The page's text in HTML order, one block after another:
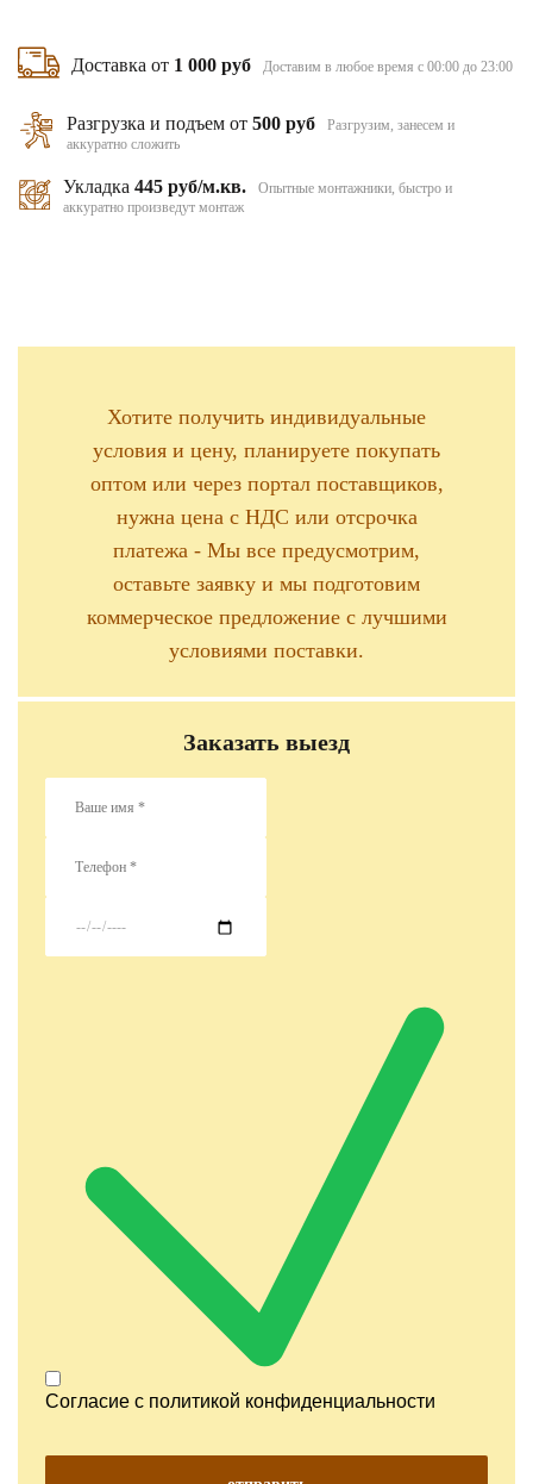
Доставка от 1 000 руб Доставим в любое время с 00:00 до 23:00
Разгрузка и подъем от500 руб
Разгрузим, занесем и
аккуратно сложить
Укладка 445 руб/м.кв.
Опытные монтажники, быстро и
аккуратно произведут монтаж
Хотите получить индивидуальные
условия и цену, планируете покупать
оптом или через портал поставщиков,
нужна цена с НДС или отсрочка
платежа - Мы все предусмотрим,
оставьте заявку и мы подготовим
коммерческое предложение с лучшими
условиями поставки.
Заказать выезд
Согласие с политикой конфиденциальности